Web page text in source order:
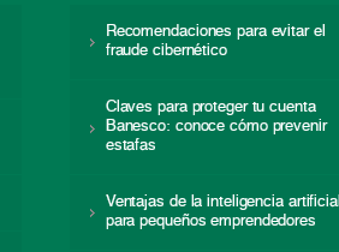
Recomendaciones para evitar el
fraude cibernético
Claves para proteger tu cuenta
Banesco: conoce cómo prevenir
estafas
Ventajas de la inteligencia artificial
para pequeños emprendedores